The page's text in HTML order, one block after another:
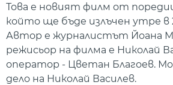
Това е новият филм от
който ще бъде излъчен утре в
Автор е журналистът Йоана
режисьор на филма е Николай
оператор - Цветан Благоев.
дело на Николай Василев.